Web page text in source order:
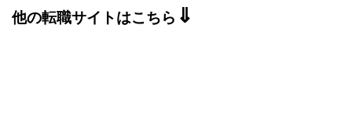
他の転職サイトはこちら ⇓